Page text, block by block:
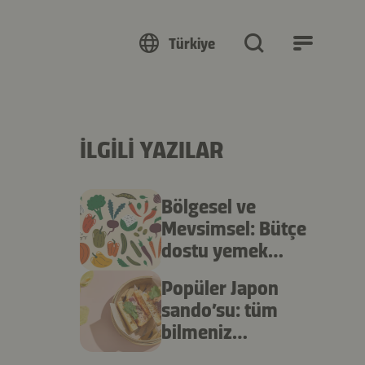
Türkiye
İLGILI YAZILAR
Bölgesel ve
Mevsimsel: Bütçe
dostu yemek
Popüler Japon
sando’su: tüm
bilmeniz